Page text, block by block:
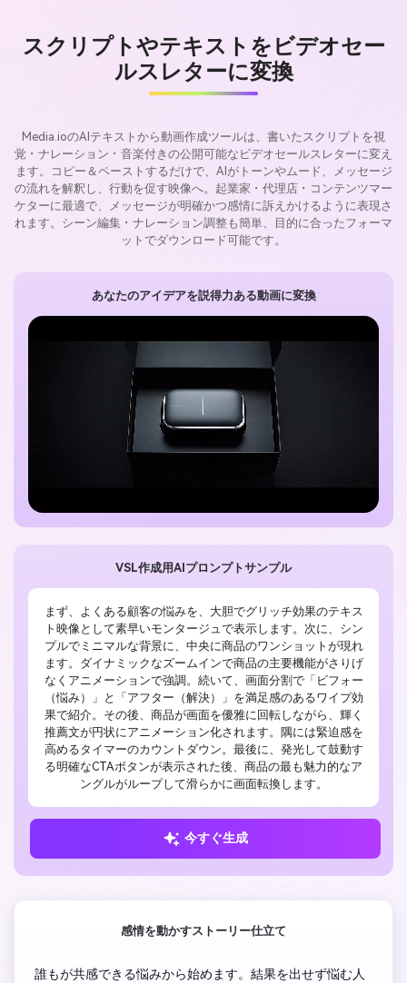
スクリプトやテキストをビデオセー
ルスレターに変換
Media.ioのAIテキストから動画作成ツールは、書いたスクリプトを視
覚・ナレーション・音楽付きの公開可能なビデオセールスレターに変え
ます。コピー＆ペーストするだけで、AIがトーンやムード、メッセージ
の流れを解釈し、行動を促す映像へ。起業家・代理店・コンテンツマー
ケターに最適で、メッセージが明確かつ感情に訴えかけるように表現さ
れます。シーン編集・ナレーション調整も簡単、目的に合ったフォーマ
ットでダウンロード可能です。
VSL作成用AIプロンプトサンプル
まず、よくある顧客の悩みを、大胆でグリッチ効果のテキス
ト映像として素早いモンタージュで表示します。次に、シン
プルでミニマルな背景に、中央に商品のワンショットが現れ
ます。ダイナミックなズームインで商品の主要機能がさりげ
なくアニメーションで強調。続いて、画面分割で「ビフォー
（悩み）」と「アフター（解決）」を満足感のあるワイプ効
果で紹介。その後、商品が画面を優雅に回転しながら、輝く
推薦文が円状にアニメーション化されます。隅には緊迫感を
高めるタイマーのカウントダウン。最後に、発光して鼓動す
る明確なCTAボタンが表示された後、商品の最も魅力的なア
ングルがループして滑らかに画面転換します。
今すぐ生成
あなたのアイデアを説得力ある動画に変換
感情を動かすストーリー仕立て
誰もが共感できる悩みから始めます。結果を出せず悩む人